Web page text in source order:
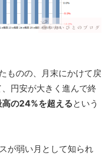
ものの、月末にかけて戻
円安が大きく進んで終
の24%を超える という
が弱い月として知られ